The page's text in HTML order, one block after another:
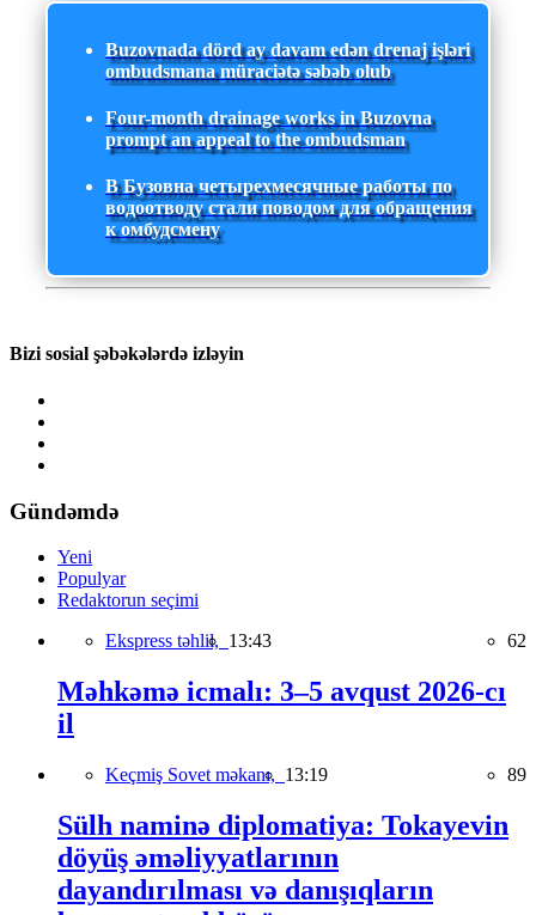
Buzovnada dörd ay davam edən drenaj işləri
ombudsmana müraciətə səbəb olub
Four-month drainage works in Buzovna
prompt an appeal to the ombudsman
В Бузовна четырехмесячные работы по
водоотводу стали поводом для обращения
к омбудсмену
Bizi sosial şəbəkələrdə izləyin
Gündəmdə
Yeni
Populyar
Redaktorun seçimi
Ekspress təhlil, 13:43 62
Məhkəmə icmalı: 3–5 avqust 2026-cı
il
Keçmiş Sovet məkanı, 13:19 89
Sülh naminə diplomatiya: Tokayevin
döyüş əməliyyatlarının
dayandırılması və danışıqların